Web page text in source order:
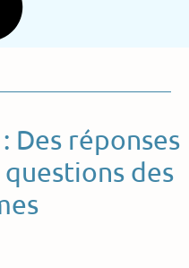
Des réponses
des